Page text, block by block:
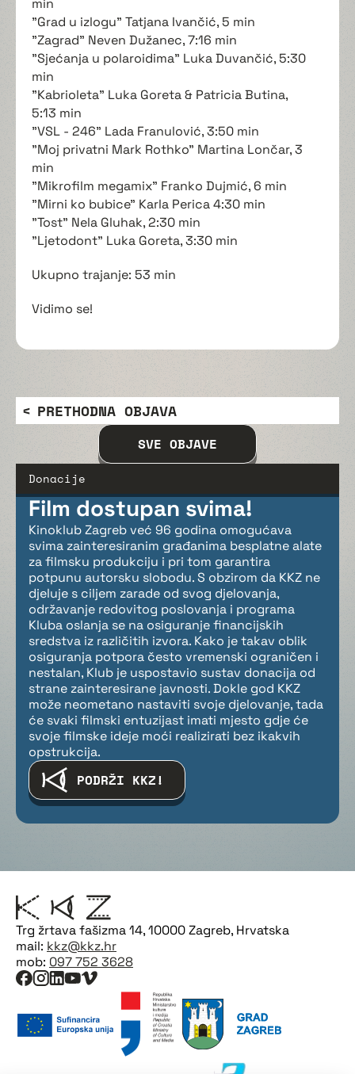
min
"Grad u izlogu" Tatjana Ivančić, 5 min
"Zagrad" Neven Dužanec, 7:16 min
"Sjećanja u polaroidima" Luka Duvančić, 5:30
min
"Kabrioleta" Luka Goreta & Patricia Butina,
5:13 min
"VSL - 246" Lada Franulović, 3:50 min
"Moj privatni Mark Rothko" Martina Lončar, 3
min
"Mikrofilm megamix" Franko Dujmić, 6 min
"Mirni ko bubice" Karla Perica 4:30 min
"Tost" Nela Gluhak, 2:30 min
"Ljetodont" Luka Goreta, 3:30 min
Ukupno trajanje: 53 min
Vidimo se!
PRETHODNA OBJAVA
SVE OBJAVE
Donacije
Film dostupan svima!
Kinoklub Zagreb već 96 godina omogućava
svima zainteresiranim građanima besplatne alate
za filmsku produkciju i pri tom garantira
potpunu autorsku slobodu. S obzirom da KKZ ne
djeluje s ciljem zarade od svog djelovanja,
održavanje redovitog poslovanja i programa
Kluba oslanja se na osiguranje financijskih
sredstva iz različitih izvora. Kako je takav oblik
osiguranja potpora često vremenski ograničen i
nestalan, Klub je uspostavio sustav donacija od
strane zainteresirane javnosti. Dokle god KKZ
može neometano nastaviti svoje djelovanje, tada
će svaki filmski entuzijast imati mjesto gdje će
svoje filmske ideje moći realizirati bez ikakvih
opstrukcija.
PODRŽI KKZ!
Trg žrtava fašizma 14, 10000 Zagreb, Hrvatska
mail: kkz@kkz.hr
mob: 097 752 3628